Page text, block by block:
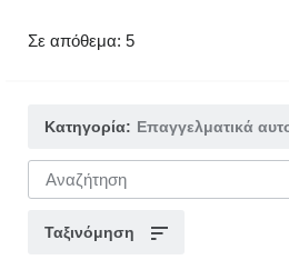
Σε απόθεμα: 5
Κατηγορία: Επαγγελματικά
Ταξινόμηση